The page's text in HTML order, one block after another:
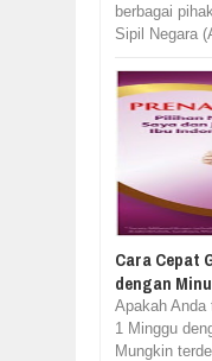
berbagai
Sipil Negara
Cara Cepat
dengan
Apakah Anda
1 Minggu
Mungkin